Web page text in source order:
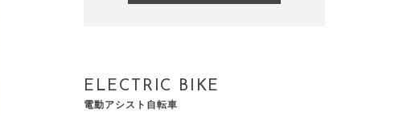
ELECTRIC BIKE
電動アシスト自転車